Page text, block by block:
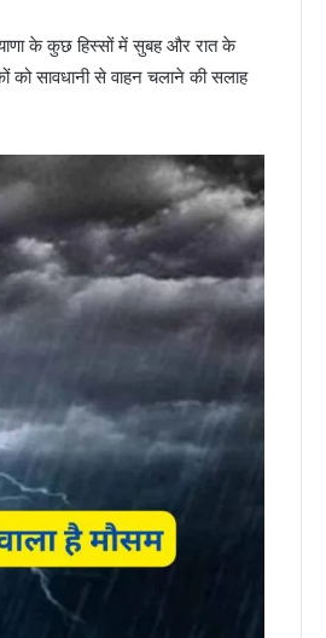
के कुछ हिस्सों में सुबह और रात के
सावधानी से वाहन चलाने की सलाह